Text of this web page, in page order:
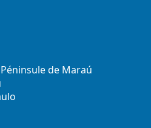
de Maraú